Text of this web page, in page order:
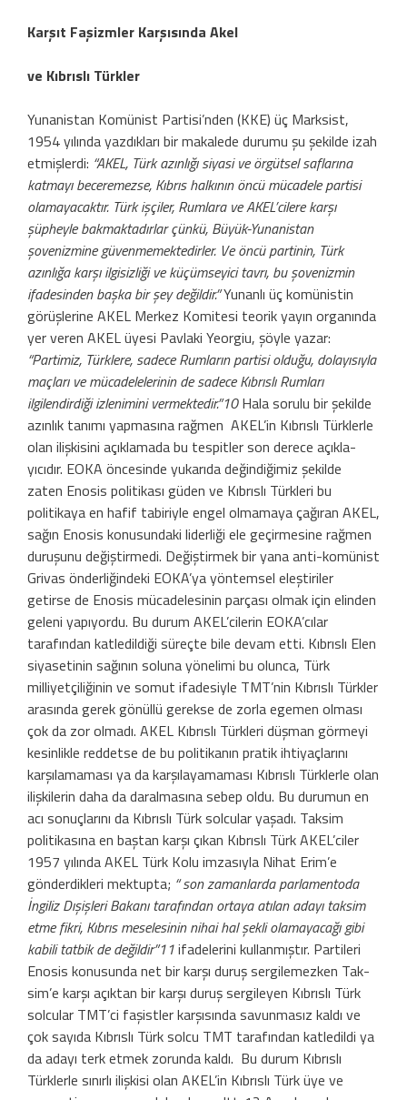
Karşıt Faşizmler Karşısında Akel
ve Kıbrıslı Türkler
Yunanistan Komünist Partisi’nden (KKE) üç Marksist,
1954 yılında yazdık­ları bir makalede durumu şu şekilde izah
etmişlerdi: “AKEL, Türk azınlığı siyasi ve örgütsel saflarına
katmayı beceremezse, Kıb­rıs halkının öncü mücadele partisi
olamaya­caktır. Türk işçiler, Rumlara ve AKEL’cilere karşı
şüpheyle bakmaktadırlar çünkü, Bü­yük-Yunanistan
şovenizmine güvenmemekte­dirler. Ve öncü partinin, Türk
azınlığa karşı ilgisizliği ve küçümseyici tavrı, bu şovenizmin
ifadesinden başka bir şey değildir.”Yunanlı üç komünistin
görüşlerine AKEL Merkez Komitesi teorik yayın organında
yer veren AKEL üyesi Pavlaki Yeorgiu, şöyle yazar:
“Partimiz, Türklere, sadece Rumların partisi olduğu, dolayısıyla
maçları ve mücadeleleri­nin de sadece Kıbrıslı Rumları
ilgilendirdiği izlenimini vermektedir.”10Hala sorulu bir şekilde
azınlık tanımı yapmasına rağmen AKEL’in Kıbrıslı Türklerle
olan ilişkisini açıklamada bu tespitler son derece açıkla­
yıcıdır. EOKA öncesinde yukarıda değindi­ğimiz şekilde
zaten Enosis politikası güden ve Kıbrıslı Türkleri bu
politikaya en hafif tabiriyle engel olmamaya çağıran AKEL,
sağın Enosis konusundaki liderliği ele ge­çirmesine rağmen
duruşunu değiştirmedi. Değiştirmek bir yana anti-komünist
Grivas önderliğindeki EOKA’ya yöntemsel eleştiri­ler
getirse de Enosis mücadelesinin parçası olmak için elinden
geleni yapıyordu. Bu durum AKEL’cilerin EOKA’cılar
tarafından katledildiği süreçte bile devam etti. Kıbrıs­lı Elen
siyasetinin sağının soluna yönelimi bu olunca, Türk
milliyetçiliğinin ve somut ifadesiyle TMT’nin Kıbrıslı Türkler
arasın­da gerek gönüllü gerekse de zorla egemen olması
çok da zor olmadı. AKEL Kıbrıslı Türkleri düşman görmeyi
kesinlikle red­detse de bu politikanın pratik ihtiyaçları­nı
karşılamaması ya da karşılayamaması Kıbrıslı Türklerle olan
ilişkilerin daha da daralmasına sebep oldu. Bu durumun en
acı sonuçlarını da Kıbrıslı Türk solcular yaşadı. Taksim
politikasına en baştan karşı çıkan Kıbrıslı Türk AKEL’ciler
1957 yılında AKEL Türk Kolu imzasıyla Nihat Erim’e
gönderdikleri mektupta; “ son zamanlarda parlamentoda
İngiliz Dışişleri Bakanı tara­fından ortaya atılan adayı taksim
etme fikri, Kıbrıs meselesinin nihai hal şekli olamayaca­ğı gibi
kabili tatbik de değildir”11ifadelerini kullanmıştır. Partileri
Enosis konusunda net bir karşı duruş sergilemezken Tak­
sim’e karşı açıktan bir karşı duruş sergile­yen Kıbrıslı Türk
solcular TMT’ci faşistler karşısında savunmasız kaldı ve
çok sayıda Kıbrıslı Türk solcu TMT tarafından katle­dildi ya
da adayı terk etmek zorunda kaldı. Bu durum Kıbrıslı
Türklerle sınırlı ilişkisi olan AKEL’in Kıbrıslı Türk üye ve